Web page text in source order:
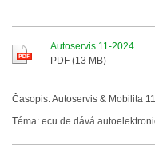
Autoservis 11-2024
PDF (13 MB)
Časopis: Autoservis & Mobilita
Téma: ecu.de dává